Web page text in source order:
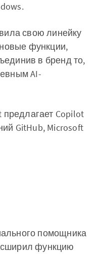
свою линейку
функции,
в бренд то,
AI-
предлагает Copilot
GitHub, Microsoft
помощника
функцию